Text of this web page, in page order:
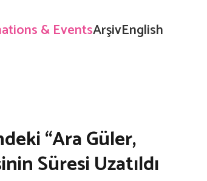
& EventsArşivEnglish
“Ara Güler,
Süresi Uzatıldı